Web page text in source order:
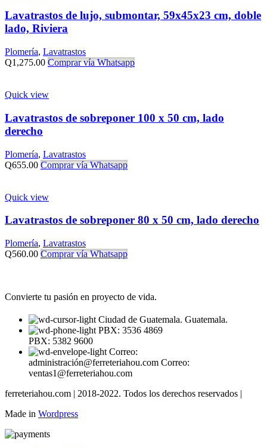
Lavatrastos de lujo, submontar, 59x45x23 cm, doble
lado, Riviera
Plomería, Lavatrastos
Q1,275.00 Comprar vía Whatsapp
Quick view
Lavatrastos de sobreponer 100 x 50 cm, lado
derecho
Plomería, Lavatrastos
Q655.00 Comprar vía Whatsapp
Quick view
Lavatrastos de sobreponer 80 x 50 cm, lado derecho
Plomería, Lavatrastos
Q560.00 Comprar vía Whatsapp
Convierte tu pasión en proyecto de vida.
Ciudad de Guatemala. Guatemala.
PBX: 3536 4869
PBX: 5382 9600
Correo:
administración@ferreteriahou.com Correo:
ventas1@ferreteriahou.com
ferreteriahou.com | 2018-2022. Todos los derechos reservados |
Made in Wordpress